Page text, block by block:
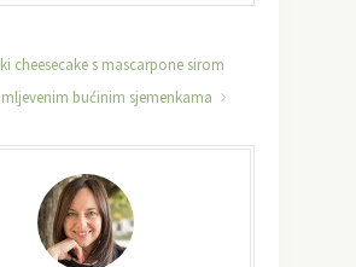
cheesecake s mascarpone sirom
mljevenim bućinim sjemenkama